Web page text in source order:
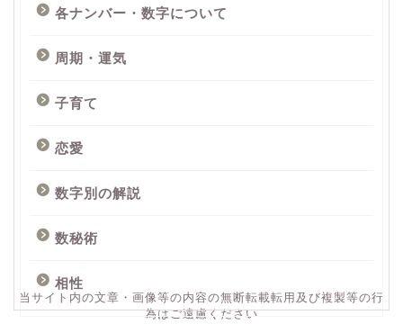
各ナンバー・数字について
周期・運気
子育て
恋愛
数字別の解説
数秘術
相性
当サイト内の文章・画像等の内容の無断転載転用及び複製等の行
為はご遠慮ください